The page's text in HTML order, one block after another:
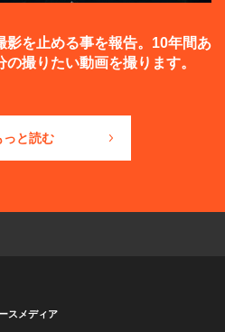
影を止める事を報告。10年間あ
撮りたい動画を撮ります。
っと読む
スメディア